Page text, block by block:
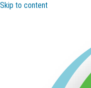
Skip to content